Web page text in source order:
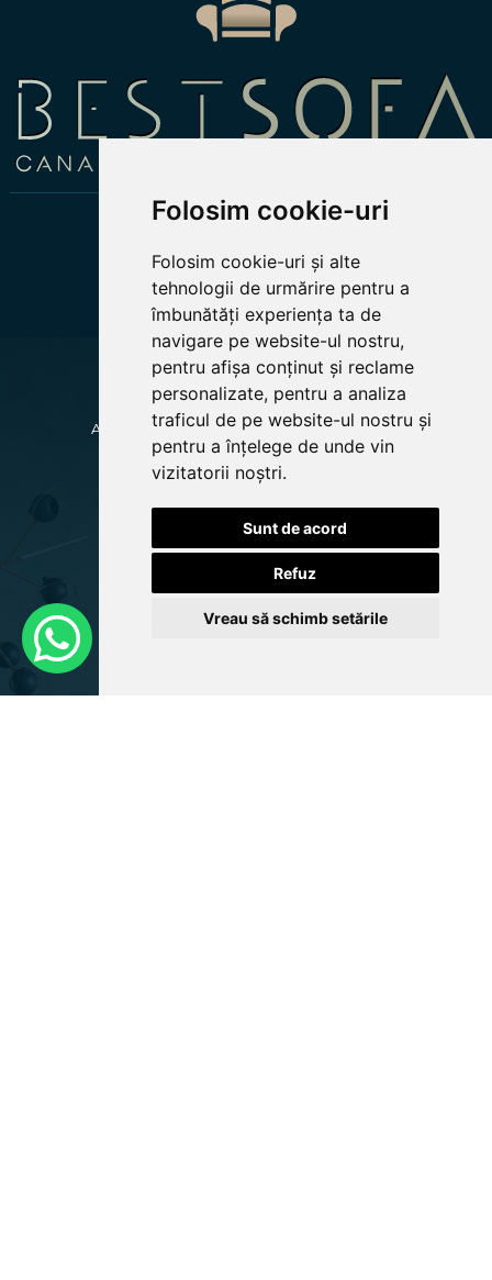
Folosim cookie-uri
Folosim cookie-uri și alte
tehnologii de urmărire pentru a
îmbunătăți experiența ta de
navigare pe website-ul nostru,
pentru afișa conținut și reclame
personalizate, pentru a analiza
traficul de pe website-ul nostru și
pentru a înțelege de unde vin
vizitatorii noștri.
Sunt de acord
Refuz
Vreau să schimb setările
PRODUSE SI INFORMATII
COLTARE
CANAPELE
SETURI CANAPELE
CANAPELE SI COLTARE PREMIUM
COLECTII MODULARE PREMIUM
FOTOLII
TABURETI
ACCESORII PENTRU COLTARE SI CANAPELE
DESPRE NOI
SUPORT CLIENTI
BLOGUL NOSTRU
CONTACT
LIVRAREA COMENZILOR